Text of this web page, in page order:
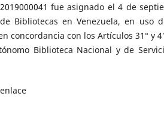
fue asignado el 4 de
Bibliotecas en Venezuela, en uso
concordancia con los Artículos 31° y
Biblioteca Nacional y de